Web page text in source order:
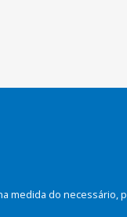
medida do necessário,